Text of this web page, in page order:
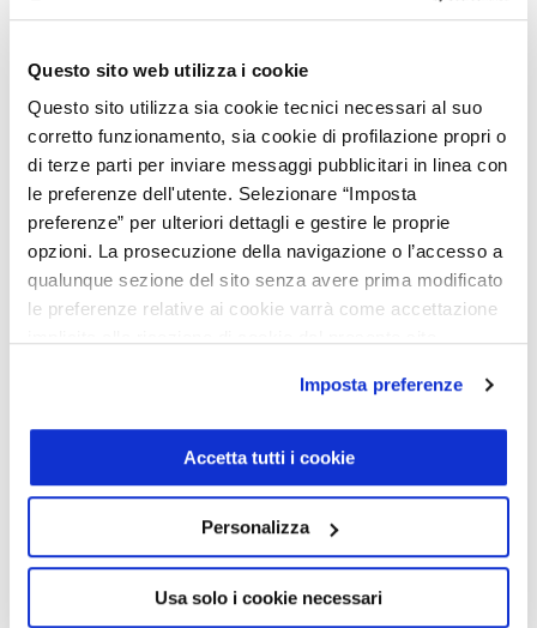
Questo sito web utilizza i cookie
Questo sito utilizza sia cookie tecnici necessari al suo
corretto funzionamento, sia cookie di profilazione propri o
di terze parti per inviare messaggi pubblicitari in linea con
le preferenze dell'utente. Selezionare “Imposta
preferenze” per ulteriori dettagli e gestire le proprie
opzioni. La prosecuzione della navigazione o l’accesso a
qualunque sezione del sito senza avere prima modificato
le preferenze relative ai cookie varrà come accettazione
Imposta preferenze
Accetta tutti i cookie
Personalizza
Usa solo i cookie necessari
Mercedes EQS SUV Sound Experience
MBUX Hyperscreen: guida immersiva con la
Realtà Aumentata
I sistemi di assistenza di Mercedes EQS SUV
EQS SUV Mercedes: infinite possibilità di
Mercedes elettrica: la gamma zero emissioni